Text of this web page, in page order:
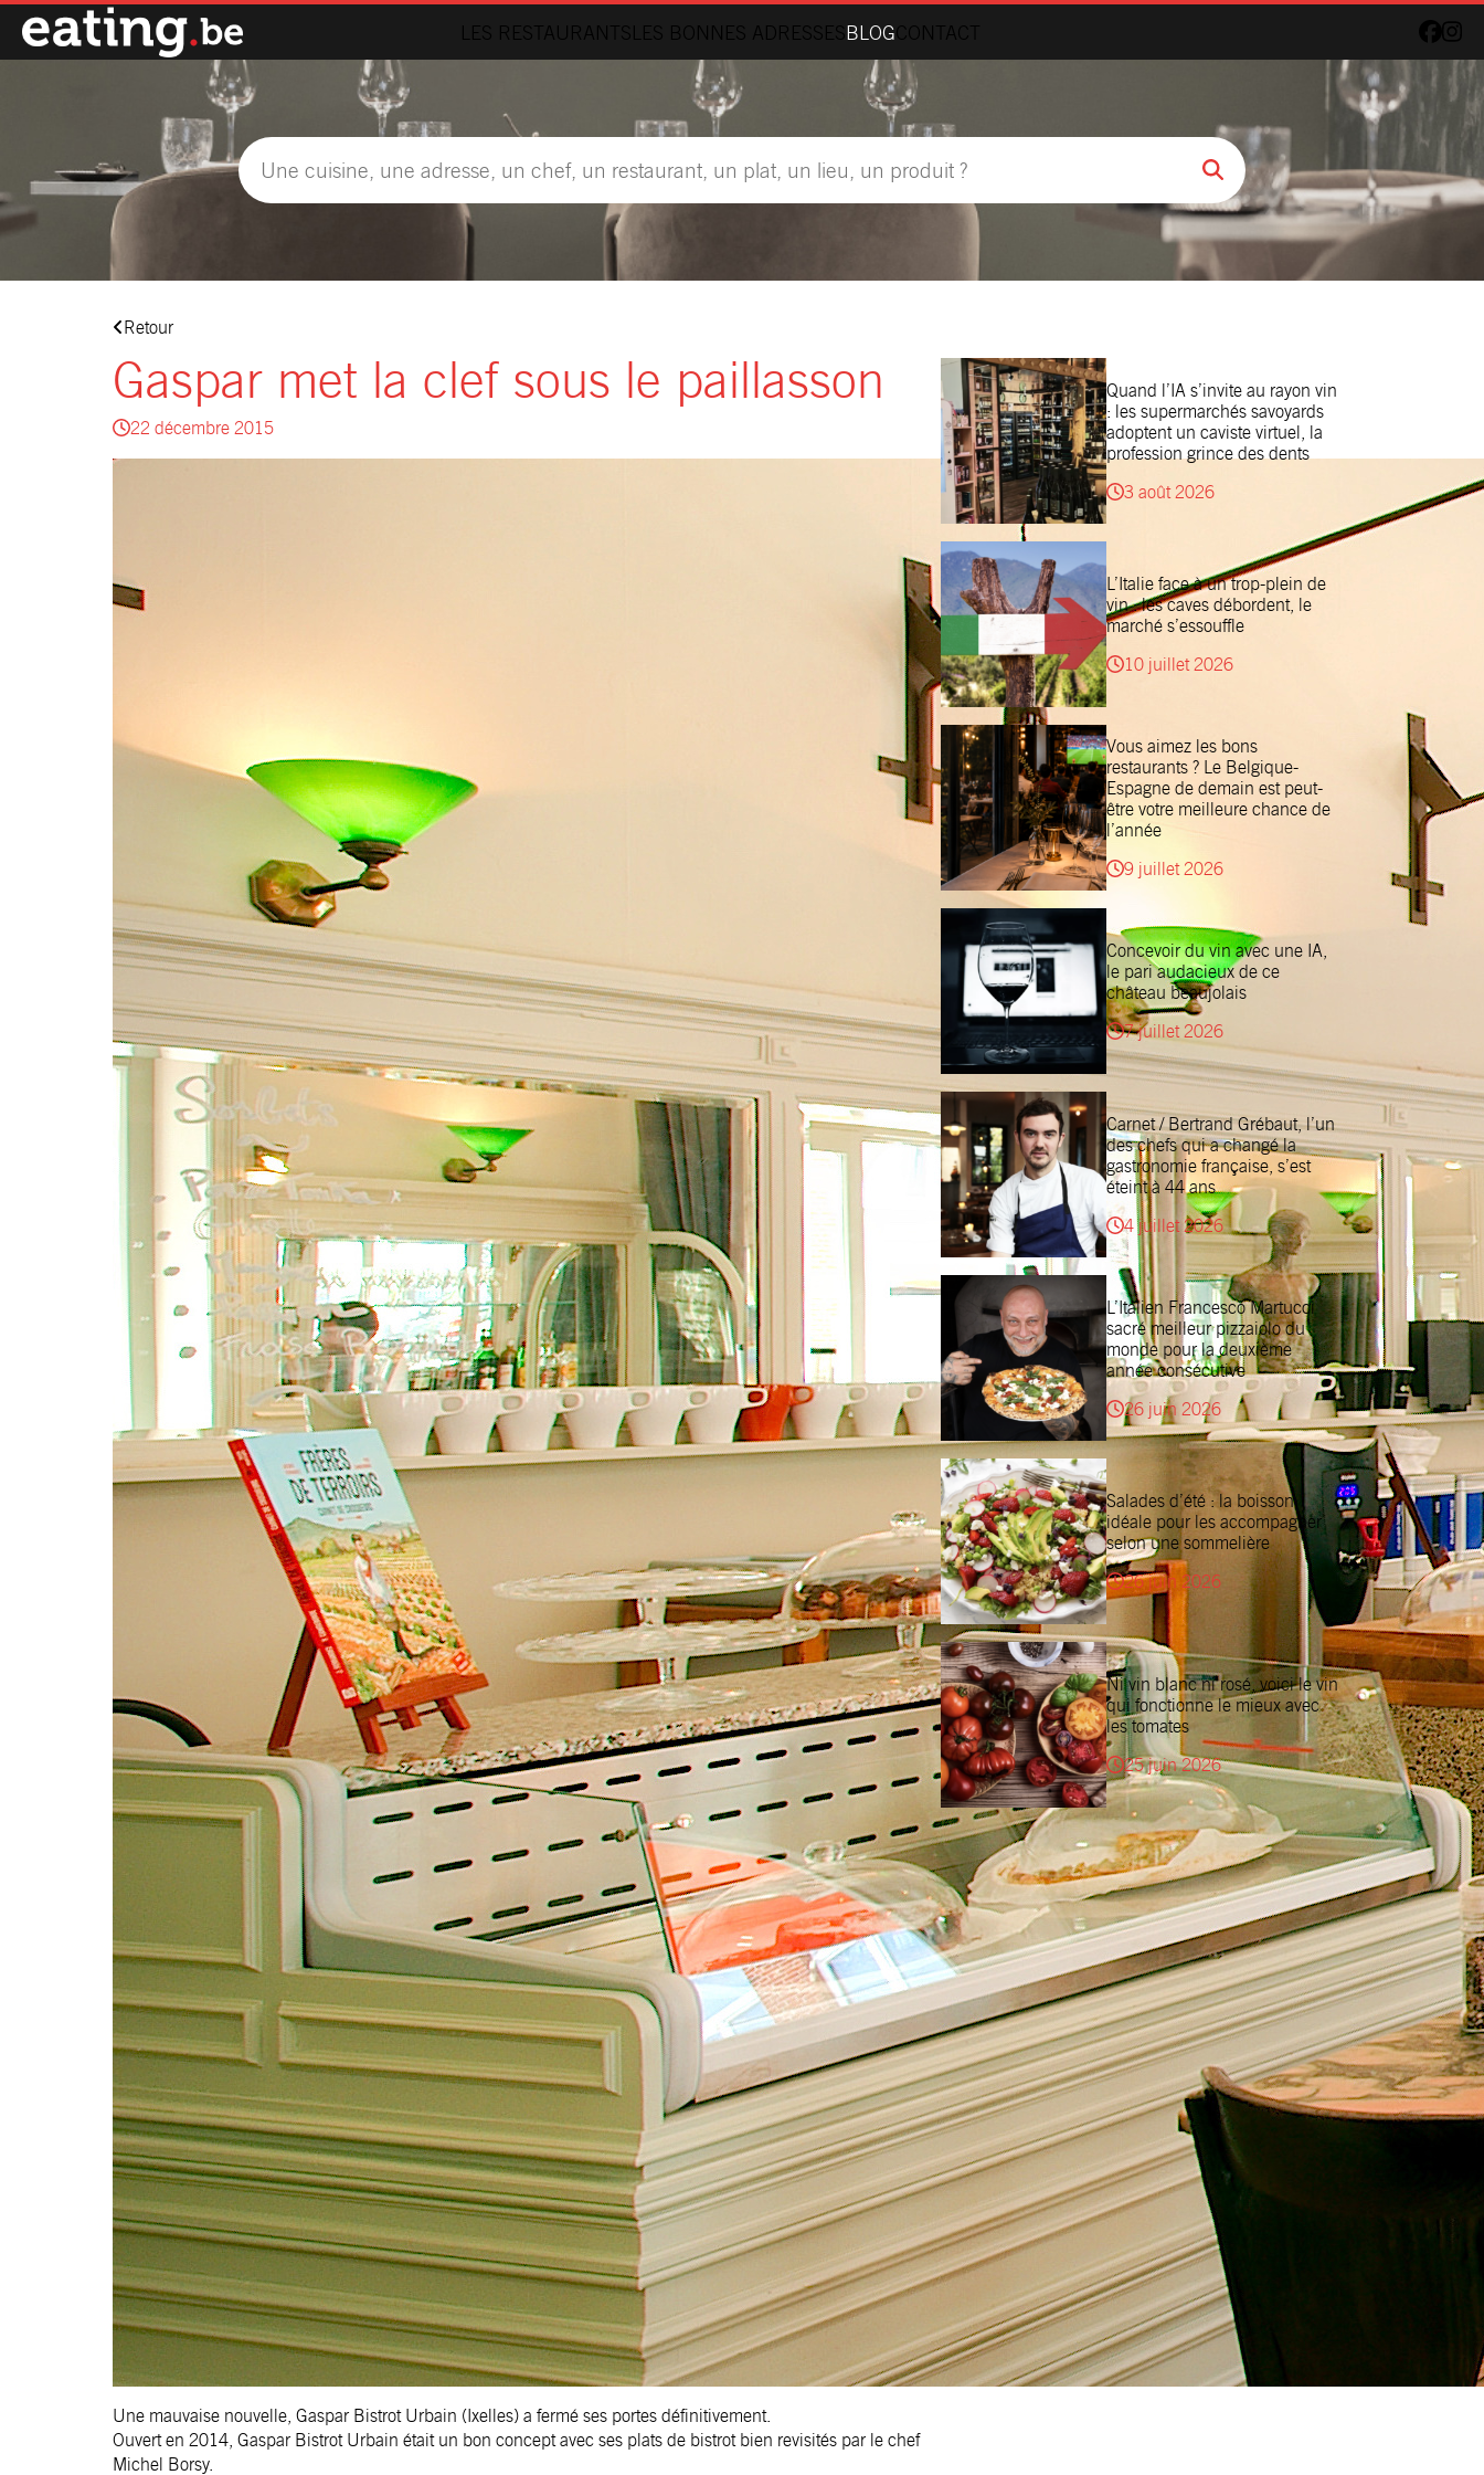
LES RESTAURANTSLES BONNES ADRESSESBLOGCONTACT
Retour
Gaspar met la clef sous le paillasson
22 décembre 2015
Une mauvaise nouvelle, Gaspar Bistrot Urbain (Ixelles) a fermé ses portes définitivement.
Ouvert en 2014, Gaspar Bistrot Urbain était un bon concept avec ses plats de bistrot bien revisités par le chef
Michel Borsy.
Quand l’IA s’invite au rayon vin
: les supermarchés savoyards
adoptent un caviste virtuel, la
profession grince des dents
3 août 2026
L’Italie face à un trop-plein de
vin : les caves débordent, le
marché s’essouffle
10 juillet 2026
Vous aimez les bons
restaurants ? Le Belgique-
Espagne de demain est peut-
être votre meilleure chance de
l’année
9 juillet 2026
Concevoir du vin avec une IA,
le pari audacieux de ce
château beaujolais
7 juillet 2026
Carnet / Bertrand Grébaut, l’un
des chefs qui a changé la
gastronomie française, s’est
éteint à 44 ans
4 juillet 2026
L’Italien Francesco Martucci
sacré meilleur pizzaiolo du
monde pour la deuxième
année consécutive
26 juin 2026
Salades d’été : la boisson
idéale pour les accompagner
selon une sommelière
26 juin 2026
Ni vin blanc ni rosé, voici le vin
qui fonctionne le mieux avec
les tomates
25 juin 2026